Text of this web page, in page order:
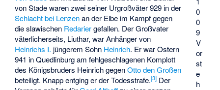
0
0
9
V
or
st
e
h
von Stade waren zwei seiner Urgroßväter 929 in der
Schlacht bei Lenzenan der Elbe im Kampf gegen
die slawischen Redariergefallen. Der Großvater
väterlicherseits, Liuthar, war Anhänger von
Heinrichs I. jüngerem Sohn Heinrich. Er war Ostern
941 in Quedlinburg am fehlgeschlagenen Komplott
des Königsbruders Heinrich gegenOtto den Großen
beteiligt. Knapp entging er der Todesstrafe.[3] Der